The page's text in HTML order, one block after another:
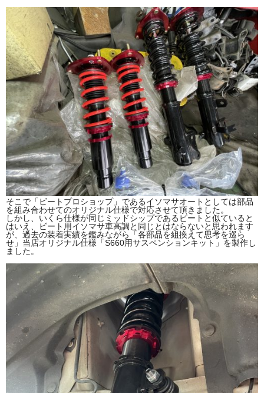
そこで「ビートプロショップ」であるイソマサオートとしては部品
を組み合わせてのオリジナル仕様で対応させて頂きました。
しかし、いくら仕様が同じミッドシップであるビートと似ていると
はいえ、ビート用イソマサ車高調と同じとはならないと思われます
が、過去の装着実績を鑑みながら「各部品を組換えて思考を巡ら
せ」当店オリジナル仕様「S660用サスペンションキット」を製作し
ました。